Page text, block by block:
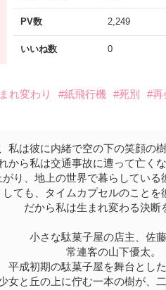
PV数 2,249
いいね数 0
れ変わり #紙飛行機 #死別 #再
私は彼に内緒で空の下の笑顔の
から私は交通事故に遭って亡く
り、地上の世界で暮らしている
しても、タイムカプセルのことを
だから私は生まれ変わる決断
小さな駄菓子屋の店主、佐藤
常連客の山下優太。
平成初期の駄菓子屋を舞台とした
女と丘の上に佇む一本の樹が、